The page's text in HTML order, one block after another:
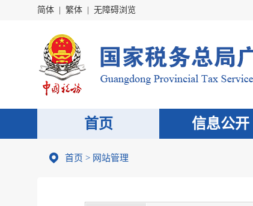
简体 繁体 无障碍浏览
首页 信息公开
首页 > 网站管理